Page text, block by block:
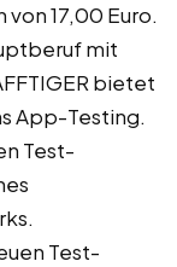
17,00 Euro.
mit
bietet
App-Testing.
Test-
Test-